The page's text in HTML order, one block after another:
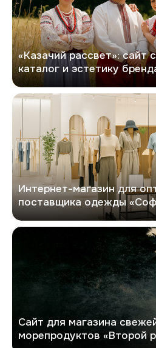
«Казачий рассвет»: сайт
каталог и эстетику
Софита
Интернет-магазин для
поставщика одежды
Второй рыбный
Сайт для магазина
морепродуктов «Второй